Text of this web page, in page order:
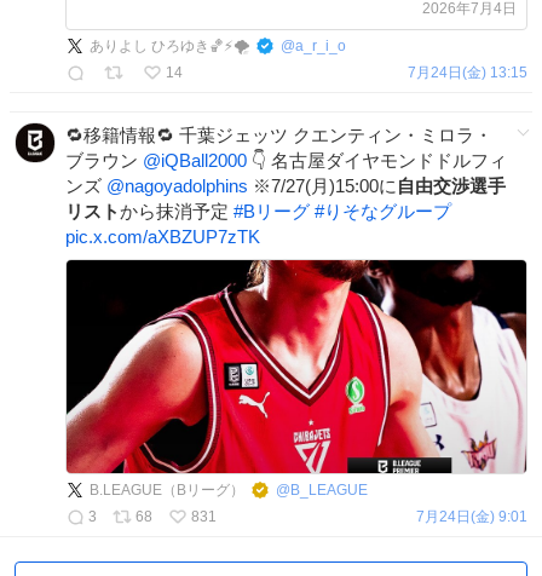
ッシャータイプ希望 x.com/a_r_i_o/status…2026年7月4日
ありよし ひろゆき🏀⚡🌪️ @a_r_i_o
14
7月24日(金) 13:15
🔁移籍情報🔁 千葉ジェッツ クエンティン・ミロラ・
ブラウン @iQBall2000 👇 名古屋ダイヤモンドドルフィ
ンズ @nagoyadolphins ※7/27(月)15:00に 自由交渉選手
リストから抹消予定 #Bリーグ #りそなグループ
pic.x.com/aXBZUP7zTK
B.LEAGUE（Bリーグ） @ B_LEAGUE
3
68 831 7月24日(金) 9:01